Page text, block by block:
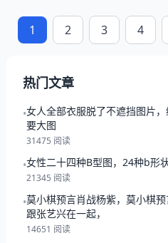
1 2 3 4
热门文章
•女人全部衣服脱了不遮挡图片，
要大图
31475 阅读
•女性二十四种B型图，24种b形
21345 阅读
•莫小棋预言肖战杨紫，莫小棋
跟张艺兴在一起，
14651 阅读